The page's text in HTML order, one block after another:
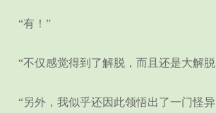
“有！”
“不仅感觉得到了解脱，而且还是大解脱
“另外，我似乎还因此领悟出了一门怪